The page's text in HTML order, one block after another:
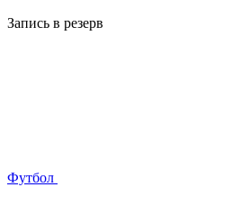
Запись в резерв
Футбол